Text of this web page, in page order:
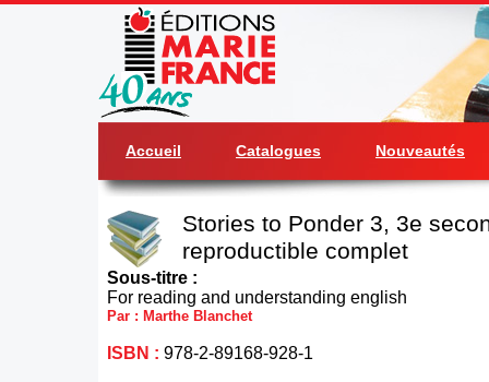
Accueil Catalogues Nouveautés
Stories to Ponder 3, 3e
reproductible complet
Sous-titre :
For reading and understanding english
Par : Marthe Blanchet
ISBN : 978-2-89168-928-1